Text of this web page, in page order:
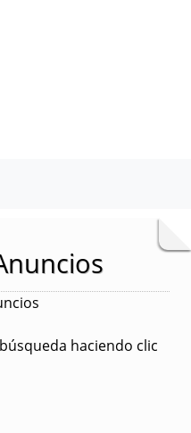
haciendo clic